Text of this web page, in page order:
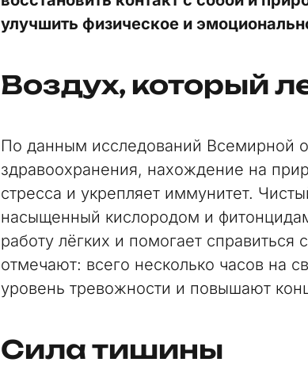
улучшить физическое и
Воздух, который
По данным исследований Всемирной
здравоохранения, нахождение на
стресса и укрепляет иммунитет.
насыщенный кислородом и
работу лёгких и помогает справиться
отмечают: всего несколько часов на
уровень тревожности и повышают
Сила тишины